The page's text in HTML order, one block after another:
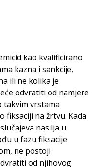
kao kvalificirano
kazna i sankcije,
ili ne kolika je
odvratiti od namjere
takvim vrstama
fiksaciji na žrtvu. Kada
nasilja u
u fazu fiksacije
ne postoji
od njihovog